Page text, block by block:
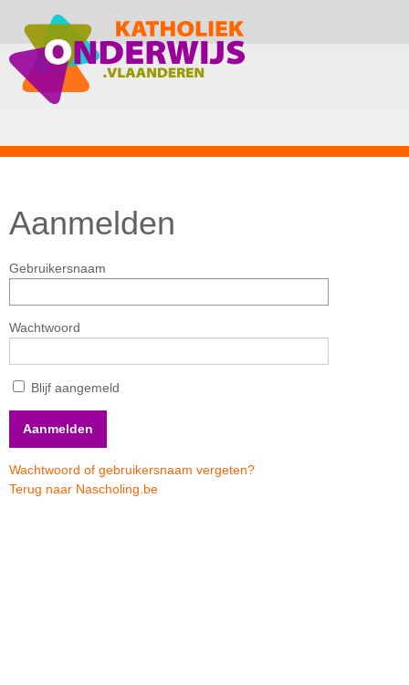
Aanmelden
Gebruikersnaam
Wachtwoord
Blijf aangemeld
Wachtwoord of gebruikersnaam vergeten?
Terug naar Nascholing.be